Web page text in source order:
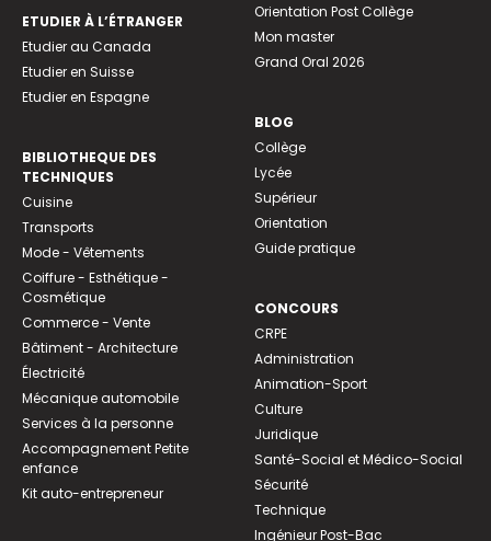
ETUDIER À L’ÉTRANGER
Etudier au Canada
Etudier en Suisse
Etudier en Espagne
BIBLIOTHEQUE DES
TECHNIQUES
Cuisine
Transports
Mode - Vêtements
Coiffure - Esthétique -
Cosmétique
Commerce - Vente
Bâtiment - Architecture
Électricité
Mécanique automobile
Services à la personne
Accompagnement Petite
enfance
Kit auto-entrepreneur
Orientation Post Collège
Mon master
Grand Oral 2026
BLOG
Collège
Lycée
Supérieur
Orientation
Guide pratique
CONCOURS
CRPE
Administration
Animation-Sport
Culture
Juridique
Santé-Social et Médico-Social
Sécurité
Technique
Ingénieur Post-Bac